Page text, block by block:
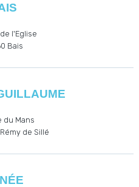
l'Eglise
Bais
du Mans
de Sillé